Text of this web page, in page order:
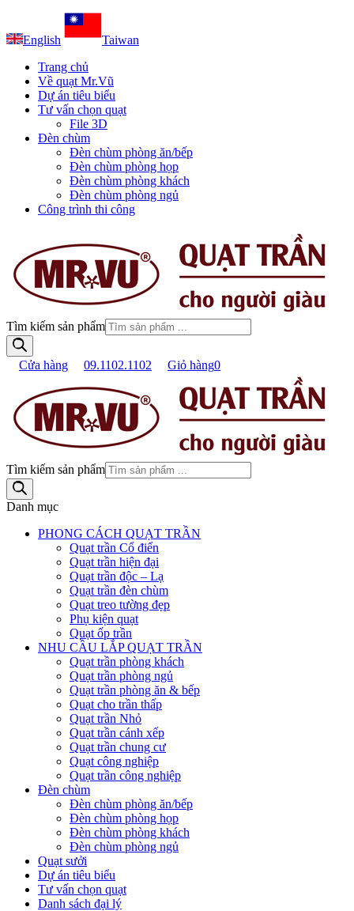
English
Taiwan
Trang chủ
Về quạt Mr.Vũ
Dự án tiêu biểu
Tư vấn chọn quạt
File 3D
Đèn chùm
Đèn chùm phòng ăn/bếp
Đèn chùm phòng họp
Đèn chùm phòng khách
Đèn chùm phòng ngủ
Công trình thi công
Tìm kiếm sản phẩm
Cửa hàng 09.1102.1102 Giỏ hàng0
Tìm kiếm sản phẩm
Danh mục
PHONG CÁCH QUẠT TRẦN
Quạt trần Cổ điển
Quạt trần hiện đại
Quạt trần độc – Lạ
Quạt trần đèn chùm
Quạt treo tường đẹp
Phụ kiện quạt
Quạt ốp trần
NHU CẦU LẮP QUẠT TRẦN
Quạt trần phòng khách
Quạt trần phòng ngủ
Quạt trần phòng ăn & bếp
Quạt cho trần thấp
Quạt trần Nhỏ
Quạt trần cánh xếp
Quạt trần chung cư
Quạt công nghiệp
Quạt trần công nghiệp
Đèn chùm
Đèn chùm phòng ăn/bếp
Đèn chùm phòng họp
Đèn chùm phòng khách
Đèn chùm phòng ngủ
Quạt sưởi
Dự án tiêu biểu
Tư vấn chọn quạt
Danh sách đại lý